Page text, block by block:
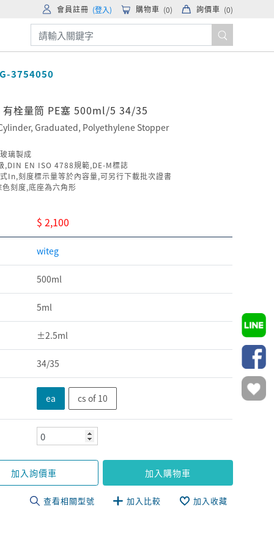
會員註冊 (登入) 購物車 (0) 詢價車 (0)
3754050
有栓量筒 PE塞 500ml/5 34/35
Graduated, Polyethylene Stopper
璃製成
,DIN EN ISO 4788規範,DE-M標誌
In,刻度標示量等於內容量,可另行下載批次證書
色刻度,底座為六角形
$ 2,100
witeg
500ml
5ml
±2.5ml
34/35
ea cs of 10
加入詢價車 加入購物車
查看相關型號 加入比較 加入收藏